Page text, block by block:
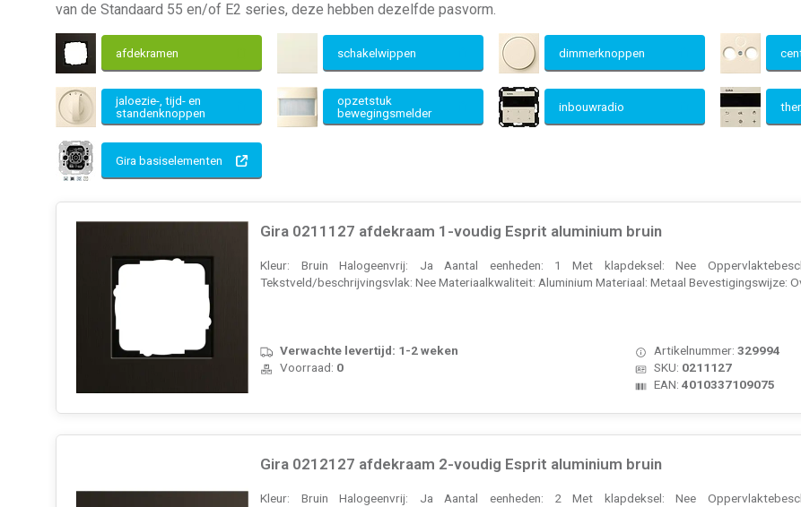
van de Standaard 55 en/of E2 series, deze hebben dezelfde pasvorm.
afdekramen schakelwippen dimmerknoppen
jaloezie-, tijd- en
standenknoppen
opzetstuk
bewegingsmelder
inbouwradio
Gira basiselementen
Gira 0211127 afdekraam 1-voudig Esprit aluminium bruin
Kleur: Bruin Halogeenvrij: Ja Aantal eenheden: 1 Met klapdeksel: Nee
Tekstveld/beschrijvingsvlak: Nee Materiaalkwaliteit: Aluminium Materiaal: Metaal Bevestigingswijze:
Artikelnummer:329994
SKU: 0211127
EAN:4010337109075
Verwachte levertijd: 1-2 weken
Voorraad: 0
Gira 0212127 afdekraam 2-voudig Esprit aluminium bruin
Kleur: Bruin Halogeenvrij: Ja Aantal eenheden: 2 Met klapdeksel: Nee